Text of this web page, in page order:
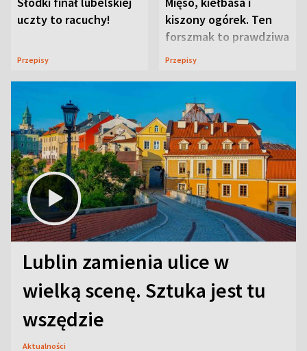
uczty to racuchy!
Przepisy
kiszony ogórek. Ten
forszmak to prawdziwa
uczta
Przepisy
Lublin zamienia ulice w
wielką scenę. Sztuka jest tu
wszędzie
Aktualności